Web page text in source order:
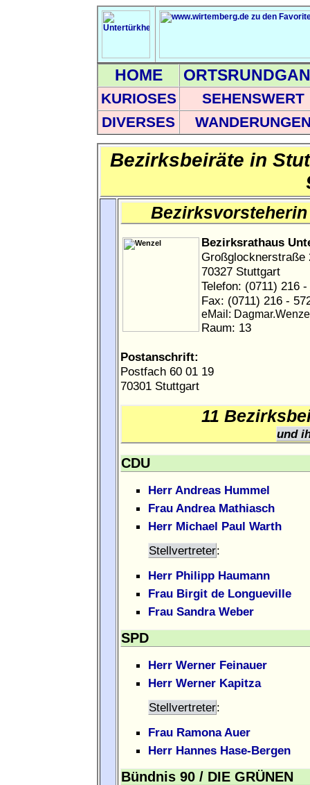
HOME
KURIOSES
SEHENSWERT
DIVERSES
Bezirksbeiräte in
Bezirksvorsteherin
Bezirksrathaus
Großglocknerstraße
70327 Stuttgart
Telefon: (0711) 216
Fax: (0711) 216 -
eMail:
Raum: 13
Postanschrift:
Postfach 60 01 19
70301 Stuttgart
11
und
CDU
Herr Andreas Hummel
Frau Andrea Mathiasch
Herr Michael Paul Warth
Stellvertreter:
Herr Philipp Haumann
Frau Birgit de Longueville
Frau Sandra Weber
SPD
Herr Werner Feinauer
Herr Werner Kapitza
Stellvertreter:
Frau Ramona Auer
Herr Hannes Hase-Bergen
Bündnis 90 / DIE GRÜNEN